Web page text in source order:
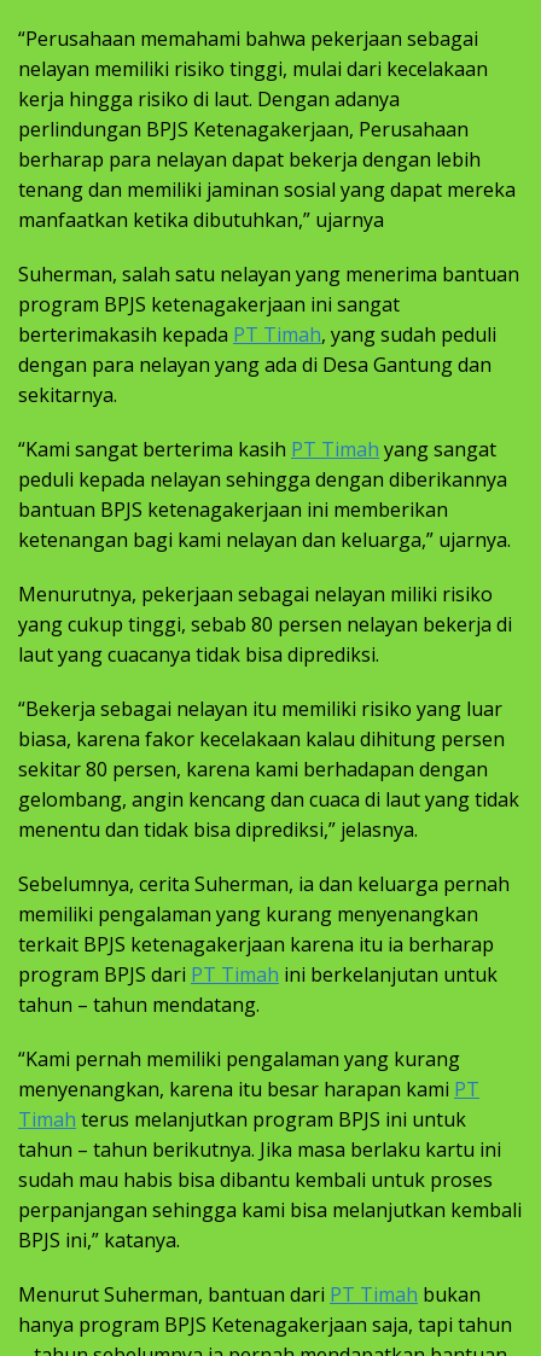
“Perusahaan memahami bahwa pekerjaan sebagai
nelayan memiliki risiko tinggi, mulai dari kecelakaan
kerja hingga risiko di laut. Dengan adanya
perlindungan BPJS Ketenagakerjaan, Perusahaan
berharap para nelayan dapat bekerja dengan lebih
tenang dan memiliki jaminan sosial yang dapat mereka
manfaatkan ketika dibutuhkan,” ujarnya
Suherman, salah satu nelayan yang menerima bantuan
program BPJS ketenagakerjaan ini sangat
berterimakasih kepada PT Timah, yang sudah peduli
dengan para nelayan yang ada di Desa Gantung dan
sekitarnya.
“Kami sangat berterima kasih PT Timah yang sangat
peduli kepada nelayan sehingga dengan diberikannya
bantuan BPJS ketenagakerjaan ini memberikan
ketenangan bagi kami nelayan dan keluarga,” ujarnya.
Menurutnya, pekerjaan sebagai nelayan miliki risiko
yang cukup tinggi, sebab 80 persen nelayan bekerja di
laut yang cuacanya tidak bisa diprediksi.
“Bekerja sebagai nelayan itu memiliki risiko yang luar
biasa, karena fakor kecelakaan kalau dihitung persen
sekitar 80 persen, karena kami berhadapan dengan
gelombang, angin kencang dan cuaca di laut yang tidak
menentu dan tidak bisa diprediksi,” jelasnya.
Sebelumnya, cerita Suherman, ia dan keluarga pernah
memiliki pengalaman yang kurang menyenangkan
terkait BPJS ketenagakerjaan karena itu ia berharap
program BPJS dari PT Timah ini berkelanjutan untuk
tahun – tahun mendatang.
“Kami pernah memiliki pengalaman yang kurang
menyenangkan, karena itu besar harapan kami PT
Timah terus melanjutkan program BPJS ini untuk
tahun – tahun berikutnya. Jika masa berlaku kartu ini
sudah mau habis bisa dibantu kembali untuk proses
perpanjangan sehingga kami bisa melanjutkan kembali
BPJS ini,” katanya.
Menurut Suherman, bantuan dari PT Timah bukan
hanya program BPJS Ketenagakerjaan saja, tapi tahun